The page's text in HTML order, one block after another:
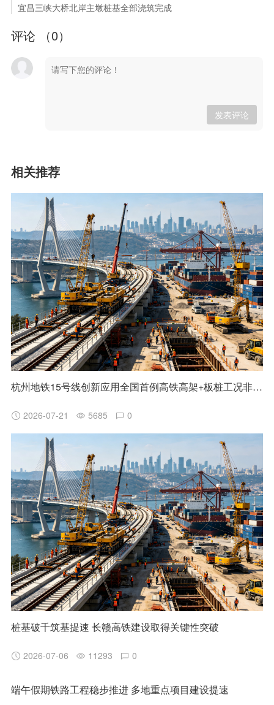
宜昌三峡大桥北岸主墩桩基全部浇筑完成
评论 （0）
发表评论
相关推荐
杭州地铁15号线创新应用全国首例高铁高架+板桩工况非清障磨桩技术
2026-07-21 5685 0
桩基破千筑基提速 长赣高铁建设取得关键性突破
2026-07-06 11293 0
端午假期铁路工程稳步推进 多地重点项目建设提速